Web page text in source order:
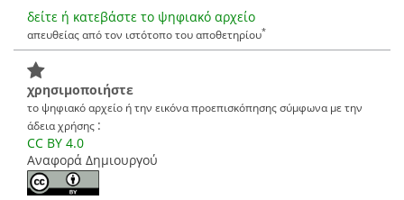
δείτε ή κατεβάστε το ψηφιακό αρχείο
απευθείας από τον ιστότοπο του αποθετηρίου*
χρησιμοποιήστε
το ψηφιακό αρχείο ή την εικόνα προεπισκόπησης σύμφωνα με την
άδεια χρήσης :
CC BY 4.0
Αναφορά Δημιουργού